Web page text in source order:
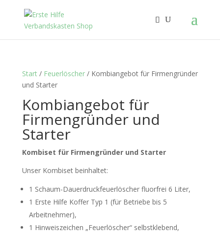
Start/ Feuerlöscher/ Kombiangebot für Firmengründer
und Starter
Kombiangebot für
Firmengründer und
Starter
Kombiset für Firmengründer und Starter
Unser Kombiset beinhaltet:
1 Schaum-Dauerdruckfeuerlöscher fluorfrei 6 Liter,
1 Erste Hilfe Koffer Typ 1 (für Betriebe bis 5
Arbeitnehmer),
1 Hinweiszeichen „Feuerlöscher“ selbstklebend,